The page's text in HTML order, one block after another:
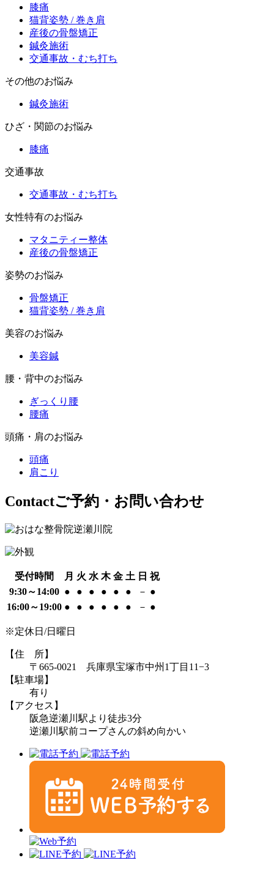
膝痛
猫背姿勢 / 巻き肩
産後の骨盤矯正
鍼灸施術
交通事故・むち打ち
その他のお悩み
鍼灸施術
ひざ・関節のお悩み
膝痛
交通事故
交通事故・むち打ち
女性特有のお悩み
マタニティー整体
産後の骨盤矯正
姿勢のお悩み
骨盤矯正
猫背姿勢 / 巻き肩
美容のお悩み
美容鍼
腰・背中のお悩み
ぎっくり腰
腰痛
頭痛・肩のお悩み
頭痛
肩こり
Contactご予約・お問い合わせ
受付時間 月 火 水 木 金 土 日 祝
9:30～14:00 ● ● ● ● ● ● － ●
16:00～19:00 ● ● ● ● ● ● － ●
※定休日/日曜日
【住 所】
〒665-0021 兵庫県宝塚市中州1丁目11−3
【駐車場】
有り
【アクセス】
阪急逆瀬川駅より徒歩3分
逆瀬川駅前コープさんの斜め向かい